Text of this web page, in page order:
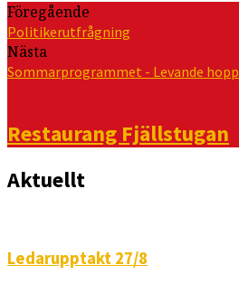
Föregående
Politikerutfrågning
Nästa
Sommarprogrammet - Levande hopp
Restaurang Fjällstugan
Aktuellt
Ledarupptakt 27/8